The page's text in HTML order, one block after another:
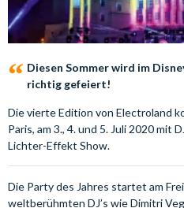
Diesen Sommer wird im
richtig gefeiert!
Die vierte Edition von Electroland
Paris, am 3., 4. und 5. Juli 2020 mit
Lichter-Effekt Show.
Die Party des Jahres startet am
weltberühmten DJ’s wie Dimitri